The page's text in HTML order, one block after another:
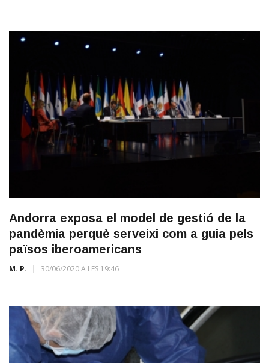
Andorra exposa el model de gestió de la
pandèmia perquè serveixi com a guia pels
països iberoamericans
M. P. 30/06/2020 A LES 19:46